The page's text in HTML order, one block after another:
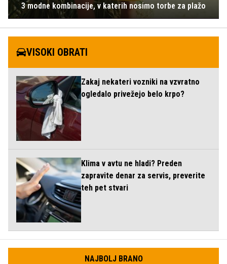
3 modne kombinacije, v katerih nosimo torbe za plažo
VISOKI OBRATI
Zakaj nekateri vozniki na vzvratno
ogledalo privežejo belo krpo?
Klima v avtu ne hladi? Preden
zapravite denar za servis, preverite
teh pet stvari
NAJBOLJ BRANO